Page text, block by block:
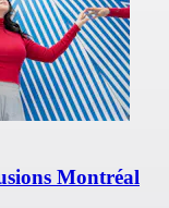
Montréal